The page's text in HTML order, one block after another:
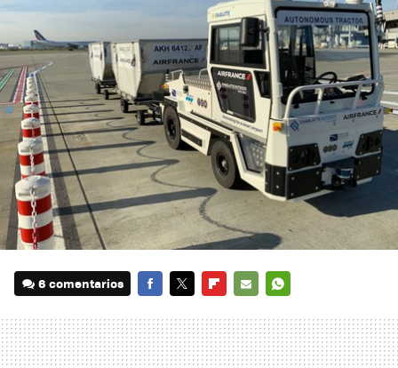
6 comentarios
MAIL